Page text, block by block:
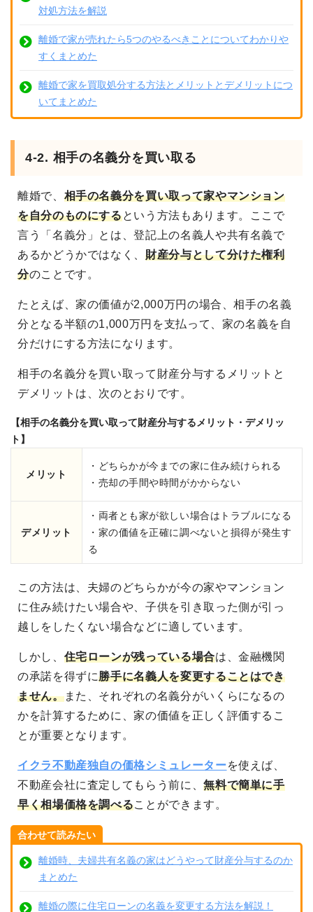
対処方法を解説
離婚で家が売れたら5つのやるべきことについてわかりや
すくまとめた
離婚で家を買取処分する方法とメリットとデメリットにつ
いてまとめた
4-2. 相手の名義分を買い取る
離婚で、 相手の名義分を買い取って家やマンション
を自分のものにするという方法もあります。ここで
言う「名義分」とは、登記上の名義人や共有名義で
あるかどうかではなく、財産分与として分けた権利
分のことです。
たとえば、家の価値が2,000万円の場合、相手の名義
分となる半額の1,000万円を支払って、家の名義を自
分だけにする方法になります。
相手の名義分を買い取って財産分与するメリットと
デメリットは、次のとおりです。
【相手の名義分を買い取って財産分与するメリット・デメリッ
ト】
メリット
・どちらかが今までの家に住み続けられる
・売却の手間や時間がかからない
デメリット
・両者とも家が欲しい場合はトラブルになる
・家の価値を正確に調べないと損得が発生す
る
この方法は、夫婦のどちらかが今の家やマンション
に住み続けたい場合や、子供を引き取った側が引っ
越しをしたくない場合などに適しています。
しかし、 住宅ローンが残っている場合は、金融機関
の承諾を得ずに勝手に名義人を変更することはでき
ません。また、それぞれの名義分がいくらになるの
かを計算するために、家の価値を正しく評価するこ
とが重要となります。
イクラ不動産独自の価格シミュレーターを使えば、
不動産会社に査定してもらう前に、無料で簡単に手
早く相場価格を調べることができます。
合わせて読みたい
離婚時、夫婦共有名義の家はどうやって財産分与するのか
まとめた
離婚の際に住宅ローンの名義を変更する方法を解説！